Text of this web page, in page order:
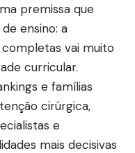
premissa que
ensino: a
vai muito
curricular.
e famílias
cirúrgica,
e
mais decisivas